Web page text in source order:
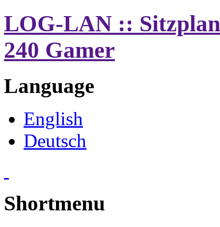
LOG-LAN ::
240 Gamer
Language
English
Deutsch
Shortmenu